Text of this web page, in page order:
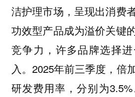
洁护理市场，呈现出消费
功效型产品成为溢价关键
竞争力，许多品牌选择
入。2025年前三季度，倍
研发费用率，分别为